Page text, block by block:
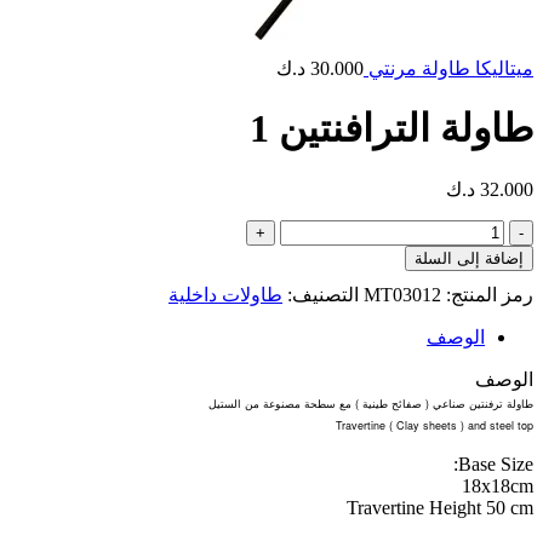
ميتاليكا طاولة مرنتي 30.000 د.ك
طاولة الترافنتين 1
32.000 د.ك
كمية
طاولة
الترافنتين
1
إضافة إلى السلة
رمز المنتج: MT03012 التصنيف: ⁠طاولات داخلية
الوصف
الوصف
طاولة ترفنتين صناعي ( صفائح طينية ) مع سطحة مصنوعة من الستيل
Travertine ( Clay sheets ) and steel top
Base Size:
18x18cm
Travertine Height 50 cm